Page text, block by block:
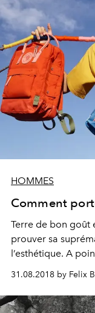
HOMMES
Comment
Terre de bon goût
prouver sa
l’esthétique. A
et Acne Studio
transforment la
31.08.2018 by Felix